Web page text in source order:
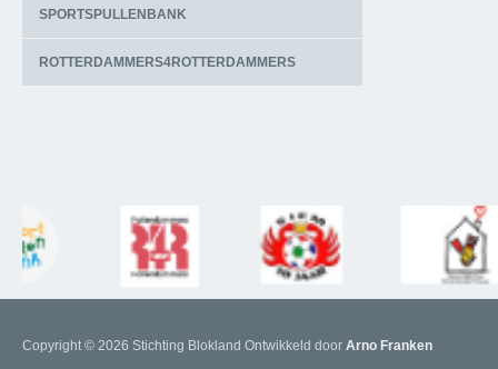
SPORTSPULLENBANK
ROTTERDAMMERS4ROTTERDAMMERS
Copyright © 2026 Stichting Blokland Ontwikkeld door Arno Franken